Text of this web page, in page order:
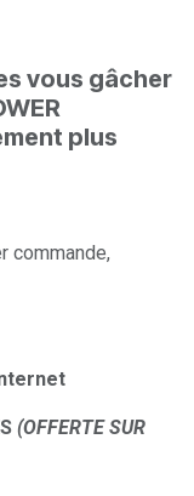
vous gâcher
plus
commande,
(OFFERTE SUR